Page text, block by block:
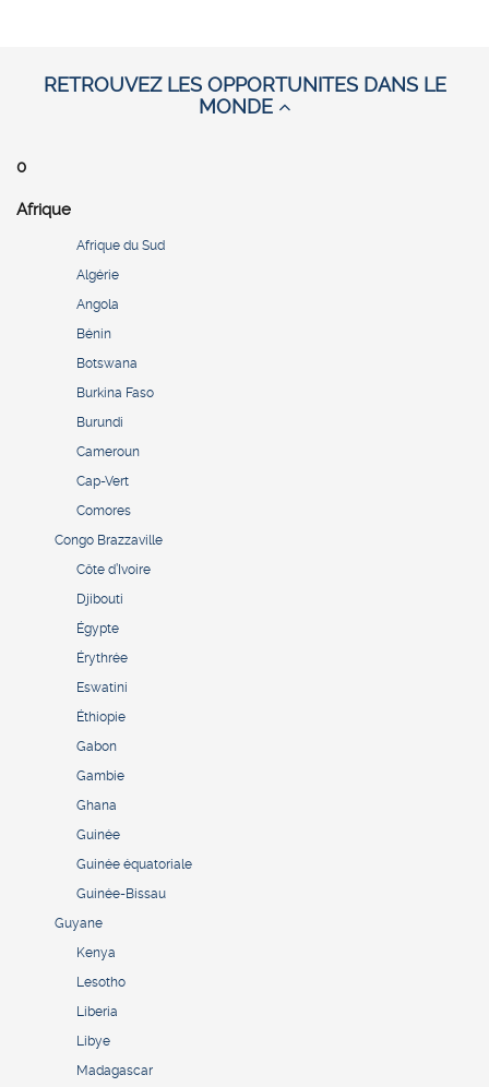
RETROUVEZ LES OPPORTUNITES DANS LE
MONDE
0
Afrique
Afrique du Sud
Algérie
Angola
Bénin
Botswana
Burkina Faso
Burundi
Cameroun
Cap-Vert
Comores
Congo Brazzaville
Côte d’Ivoire
Djibouti
Égypte
Érythrée
Eswatini
Éthiopie
Gabon
Gambie
Ghana
Guinée
Guinée équatoriale
Guinée-Bissau
Guyane
Kenya
Lesotho
Liberia
Libye
Madagascar